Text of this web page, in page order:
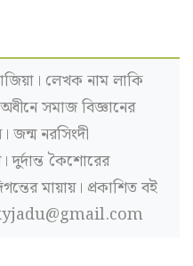
লেখক নাম লাকি
সমাজ বিজ্ঞানের
জন্ম নরসিংদী
দুর্দান্ত কৈশোরের
মায়ায়। প্রকাশিত বই